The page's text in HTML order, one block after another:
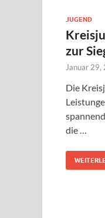
JUGEND
zur
Januar 29,
Die
die …